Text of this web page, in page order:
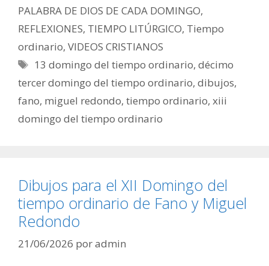
PALABRA DE DIOS DE CADA DOMINGO,
REFLEXIONES, TIEMPO LITÚRGICO, Tiempo
ordinario, VIDEOS CRISTIANOS
Etiquetas
13 domingo del tiempo ordinario,décimo
tercer domingo del tiempo ordinario, dibujos,
fano, miguel redondo, tiempo ordinario, xiii
domingo del tiempo ordinario
Dibujos para el XII Domingo del
tiempo ordinario de Fano y Miguel
Redondo
21/06/2026 poradmin